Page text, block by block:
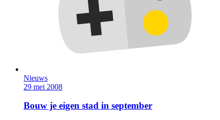
Nieuws
29 mei 2008
Bouw je eigen stad in september